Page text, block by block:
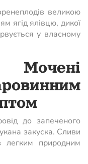
великою
ягід ялівцю, дикої
у власному
Мочені
до запеченого
закуска. Сливи
легким природним